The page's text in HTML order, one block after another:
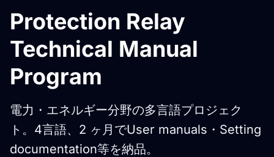
Protection Relay
Technical Manual
Program
電力・エネルギー分野の多言語プロジェク
ト。4言語、2 ヶ月でUser manuals・Setting
documentation等を納品。